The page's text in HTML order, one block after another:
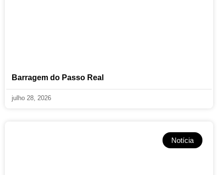
Barragem do Passo Real
julho 28, 2026
Notícia